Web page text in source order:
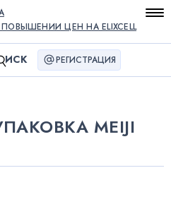
ЦЕН НА ELIXCELL
ИСК РЕГИСТРАЦИЯ
MEIJI